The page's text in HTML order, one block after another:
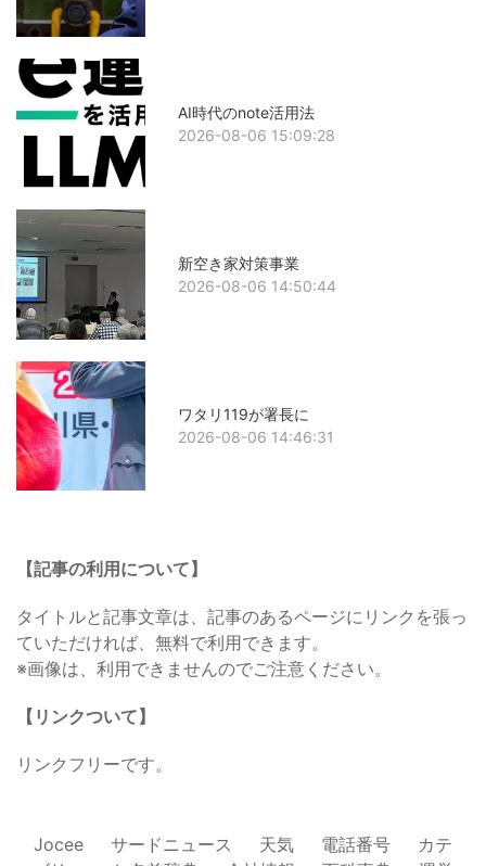
AI時代のnote活用法
2026-08-06 15:09:28
新空き家対策事業
2026-08-06 14:50:44
ワタリ119が署長に
2026-08-06 14:46:31
【記事の利用について】
タイトルと記事文章は、記事のあるページにリンクを張っ
ていただければ、無料で利用できます。
※画像は、利用できませんのでご注意ください。
【リンクついて】
リンクフリーです。
Jocee サードニュース 天気 電話番号
カテ